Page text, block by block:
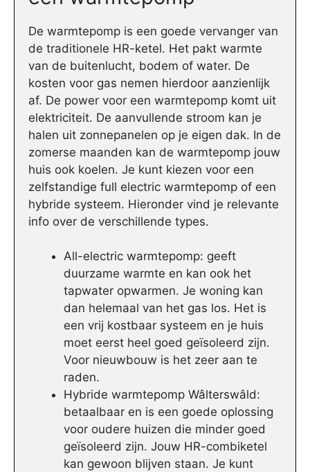
De warmtepomp is een goede vervanger van
de traditionele HR-ketel. Het pakt warmte
van de buitenlucht, bodem of water. De
kosten voor gas nemen hierdoor aanzienlijk
af. De power voor een warmtepomp komt uit
elektriciteit. De aanvullende stroom kan je
halen uit zonnepanelen op je eigen dak. In de
zomerse maanden kan de warmtepomp jouw
huis ook koelen. Je kunt kiezen voor een
zelfstandige full electric warmtepomp of een
hybride systeem. Hieronder vind je relevante
info over de verschillende types.
All-electric warmtepomp: geeft
duurzame warmte en kan ook het
tapwater opwarmen. Je woning kan
dan helemaal van het gas los. Het is
een vrij kostbaar systeem en je huis
moet eerst heel goed geïsoleerd zijn.
Voor nieuwbouw is het zeer aan te
raden.
Hybride warmtepomp Wâlterswâld:
betaalbaar en is een goede oplossing
voor oudere huizen die minder goed
geïsoleerd zijn. Jouw HR-combiketel
kan gewoon blijven staan. Je kunt